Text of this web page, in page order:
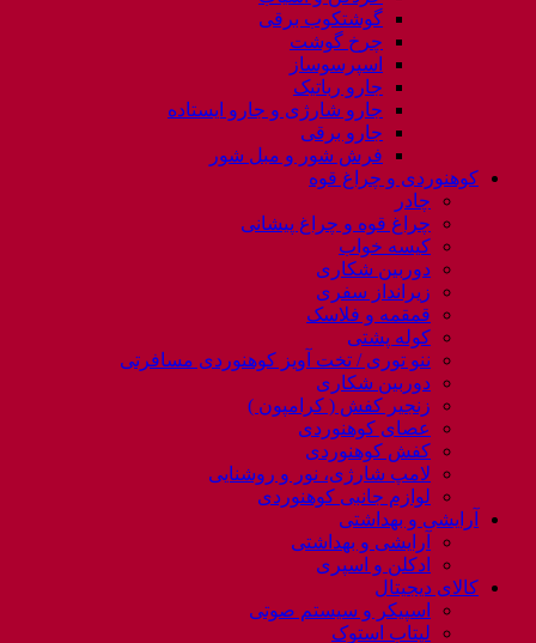
گوشتکوب برقی
چرخ گوشت
اسپرسوساز
جارو رباتیک
جارو شارژی و جارو ایستاده
جارو برقی
فرش شور و مبل شور
کوهنوردی و چراغ قوه
چادر
چراغ قوه و چراغ پیشانی
کیسه خواب
دوربین شکاری
زیرانداز سفری
قمقمه و فلاسک
کوله پشتی
ننو توری / تخت آویز کوهنوردی مسافرتی
دوربین شکاری
زنجیر کفش ( کرامپون )
عصای کوهنوردی
کفش کوهنوردی
لامپ شارژی، نور و روشنایی
لوازم جانبی کوهنوردی
آرایشی و بهداشتی
آرایشی و بهداشتی
ادکلن و اسپری
کالای دیجیتال
اسپیکر و سیستم صوتی
لپتاب استوک